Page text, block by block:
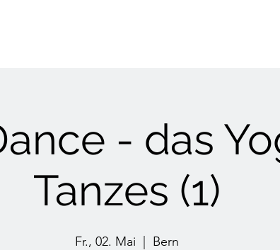
- das
Tanzes (1)
Fr., 02. Mai Bern